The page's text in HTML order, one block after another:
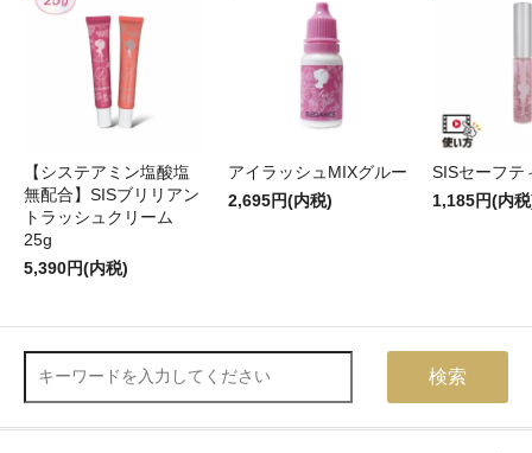
【システアミン塩酸塩
無配合】SISブリリアン
トラッシュクリーム
25g
5,390円(内税)
アイラッシュMIXグルー
2,695円(内税)
SISセーフテ
1,185円(内
検索